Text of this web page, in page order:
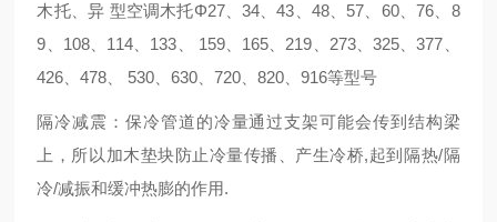
木托、异 型空调木托Φ27、34、43、48、57、60、76、8
9、108、114、133、 159、165、219、273、325、377、
426、478、 530、630、720、820、916等型号
隔冷减震：保冷管道的冷量通过支架可能会传到结构梁
上，所以加木垫块防止冷量传播、产生冷桥,起到隔热/隔
冷/减振和缓冲热膨的作用.